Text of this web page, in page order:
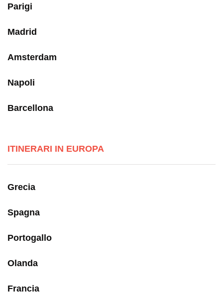
Parigi
Madrid
Amsterdam
Napoli
Barcellona
ITINERARI IN EUROPA
Grecia
Spagna
Portogallo
Olanda
Francia